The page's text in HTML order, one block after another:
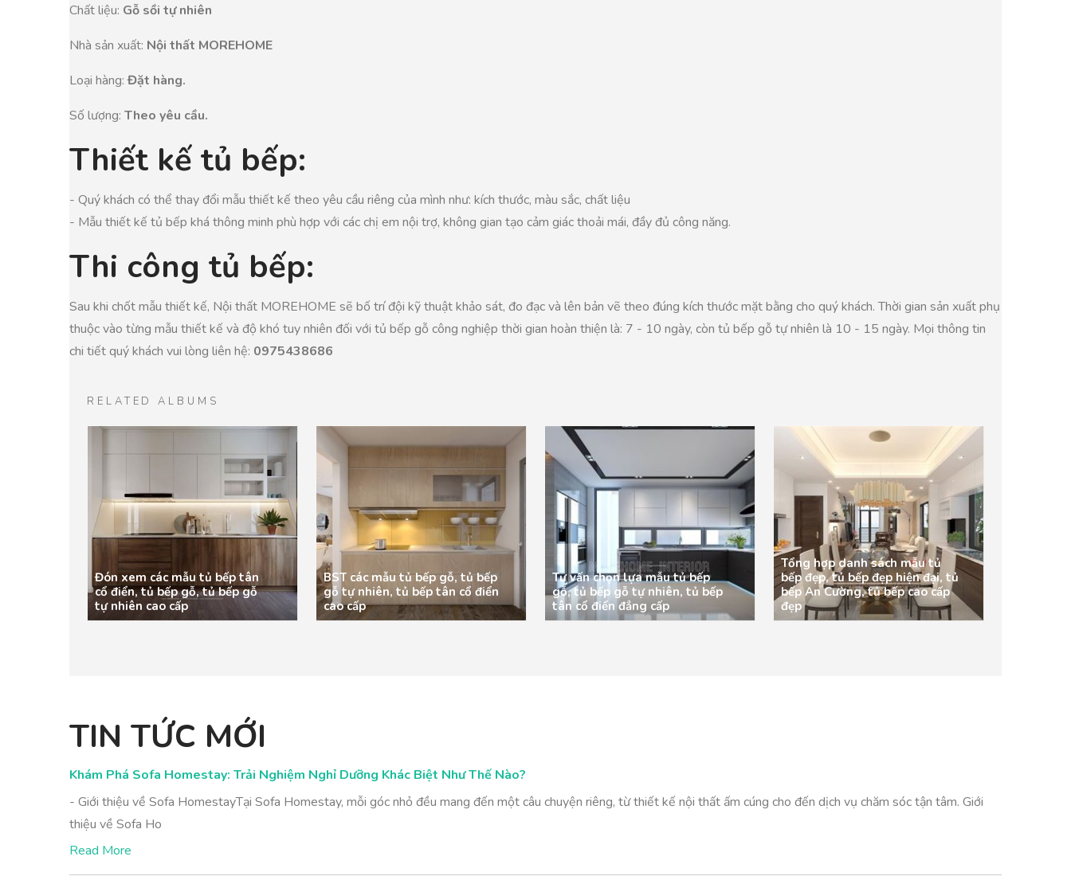
Chất liệu: Gỗ sồi tự nhiên
Nhà sản xuất: Nội thất MOREHOME
Loại hàng: Đặt hàng.
Số lượng: Theo yêu cầu.
Thiết kế tủ bếp:
- Quý khách có thể thay đổi mẫu thiết kế theo yêu cầu riêng của mình như: kích thước, màu sắc, chất liệu
- Mẫu thiết kế tủ bếp khá thông minh phù hợp với các chị em nội trợ, không gian tạo cảm giác thoải mái, đầy đủ công năng.
Thi công tủ bếp:
Sau khi chốt mẫu thiết kế, Nội thất MOREHOME sẽ bố trí đội kỹ thuật khảo sát, đo đạc và lên bản vẽ theo đúng kích thước mặt bằng cho quý khách. Thời gian sản xuất phụ
thuộc vào từng mẫu thiết kế và độ khó tuy nhiên đối với tủ bếp gỗ công nghiệp thời gian hoàn thiện là: 7 - 10 ngày, còn tủ bếp gỗ tự nhiên là 10 - 15 ngày. Mọi thông tin
chi tiết quý khách vui lòng liên hệ: 0975438686
RELATED ALBUMS
Đón xem các mẫu tủ bếp tân
cổ điển, tủ bếp gỗ, tủ bếp gỗ
tự nhiên cao cấp
BST các mẫu tủ bếp gỗ, tủ bếp
gỗ tự nhiên, tủ bếp tân cổ điển
cao cấp
Tư vấn chọn lựa mẫu tủ bếp
gỗ, tủ bếp gỗ tự nhiên, tủ bếp
tân cổ điển đẳng cấp
Tổng hợp danh sách mẫu tủ
bếp đẹp, tủ bếp đẹp hiện đại, tủ
bếp An Cường, tủ bếp cao cấp
đẹp
TIN TỨC MỚI
Khám Phá Sofa Homestay: Trải Nghiệm Nghỉ Dưỡng Khác Biệt Như Thế Nào?
- Giới thiệu về Sofa HomestayTại Sofa Homestay, mỗi góc nhỏ đều mang đến một câu chuyện riêng, từ thiết kế nội thất ấm cúng cho đến dịch vụ chăm sóc tận tâm. Giới
thiệu về Sofa Ho
Read More